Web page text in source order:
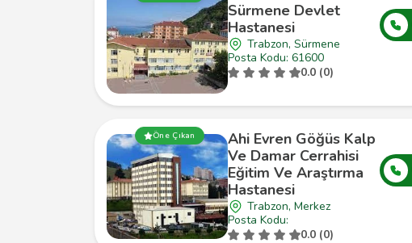
Sürmene Devlet
Hastanesi
Trabzon, Sürmene
Posta Kodu: 61600
0.0 (0)
Öne Çıkan
Ahi Evren Göğüs Kalp
Ve Damar Cerrahisi
Eğitim Ve Araştırma
Hastanesi
Trabzon, Merkez
Posta Kodu:
0.0 (0)